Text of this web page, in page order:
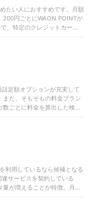
でも圏外になりにくいとわか
合あり。LINEのトーク・音声
点も魅力のひとつ。メイン
ミどおり、余ったデータ量
もLINEなら速度制限なしで
タンプショップの利用、ニ
ーの対象外があります。一
め、大容量SIMを探している
加でデータを購入できるもの
はオンライン専用ブラ
高いと感じる可能性も。と
乗り換え手続きは簡単。チ
な人＞通信費を節約したい
人30GB以上の大容量が必要
たい人におすすめです。月額
200円ごとにWAON POINTが
、特定のクレジットカードで
ている人には、とくによい選
し込みができないものも多
し込みできます。1週間の無
ランは0.5〜200GBと豊富で
格安SIMも複数あったことを
きる」との口コミどおりと
たほかの格安SIMよりもコ
ンモバイルは、ほか多くの
。同じくMNPワンストップ
約番号を発行する手間なく
ドコモ・auから回線を借りて
りやすい点には要注意で
者が多い昼休み時間帯に
定額オプションが充実して
また、そもそもの料金プラン
ごとに料金を算出した検証
がありましたが、IIJmioなら
末セット販売のラインナッ
の注目モデルを割引価
買いするのもアリです。オン
面契約ができる点もメリッ
足を運べば、申し込みから利
利用しているなら候補となる
サービスを契約している
が増えることが特徴。月額